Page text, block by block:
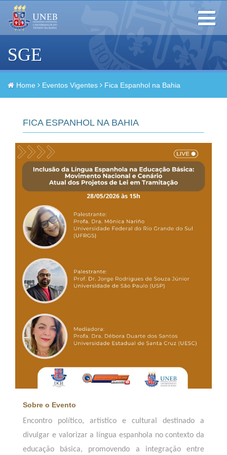
SGE
Toggle
navigation
Home Eventos Vigentes Fica Espanhol na Bahia
FICA ESPANHOL NA BAHIA
Sobre o Evento
Encontro político, artístico e cultural destinado a
divulgar e valorizar a língua espanhola no contexto da
educação básica, promovendo a integração entre